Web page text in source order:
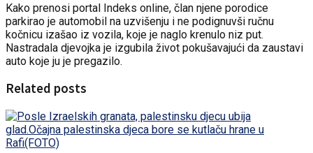
Kako prenosi portal Indeks online, član njene porodice
parkirao je automobil na uzvišenju i ne podignuvši ručnu
kočnicu izašao iz vozila, koje je naglo krenulo niz put.
Nastradala djevojka je izgubila život pokušavajući da zaustavi
auto koje ju je pregazilo.
Related posts